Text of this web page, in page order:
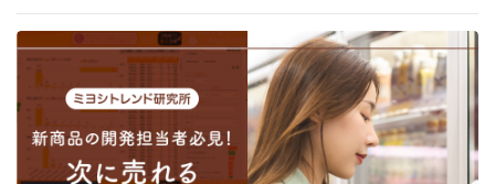
食べたくなる「プラントベースフード」の要素について解説します。